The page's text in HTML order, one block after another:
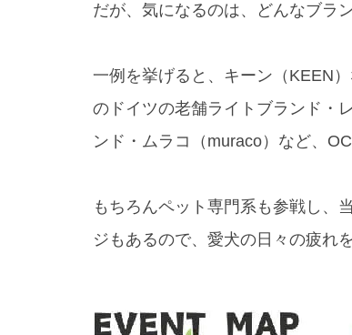
だが、気になるのは、どんなブラ
一例を挙げると、キーン（KEEN
のドイツの老舗ライトブランド・
ンド・ムラコ（muraco）など、
もちろんペット専門系も参戦し、
ジもあるので、愛犬の日々の疲れ